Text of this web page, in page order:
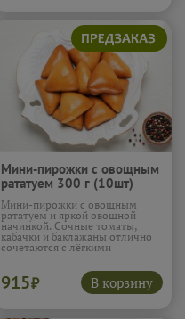
Мини-пирожки с овощным
рататуем 300 г (10шт)
Мини-пирожки с овощным
рататуем и яркой овощной
начинкой. Сочные томаты,
кабачки и баклажаны отлично
сочетаются с лёгкими
тестом. Вкус получается
насыщенным, свежим и очень
аппетитным.
Подробнее...
915₽ В корзину